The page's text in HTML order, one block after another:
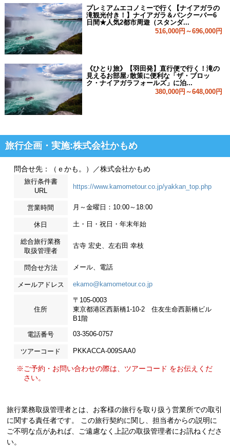
プレミアムエコノミーで行く【ナイアガラの
滝観光付き！】ナイアガラ＆バンクーバー6
日間★人気2都市周遊（スタンダ...
516,000円～696,000円
《ひとり旅》【羽田発】直行便で行く！滝の
見えるお部屋♪散策に便利な「ザ・ブロッ
ク・ナイアガラフォールズ」に泊...
380,000円～648,000円
旅行企画・実施:株式会社かもめ
問合せ先：（ｅかも。）／株式会社かもめ
旅行条件書
URL
https://www.kamometour.co.jp/yakkan_top.php
営業時間 月～金曜日：10:00～18:00
休日 土・日・祝日・年末年始
総合旅行業務
取扱管理者
古寺 宏史、左右田 幸枝
問合せ方法 メール、電話
メールアドレス ekamo@kamometour.co.jp
住所
〒105-0003
東京都港区西新橋1-10-2 住友生命西新橋ビル
B1階
電話番号 03-3506-0757
ツアーコード PKKACCA-009SAA0
※ご予約・お問い合わせの際は、ツアーコード をお伝えくだ
さい。
旅行業務取扱管理者とは、お客様の旅行を取り扱う営業所での取引
に関する責任者です。 この旅行契約に関し、担当者からの説明に
ご不明な点があれば、ご遠慮なく上記の取扱管理者にお訊ねくださ
い。